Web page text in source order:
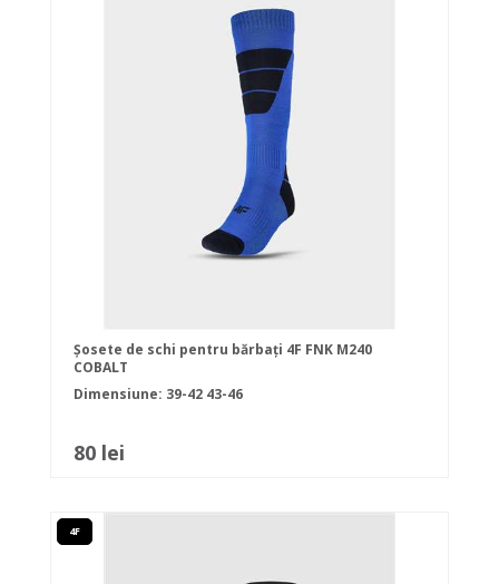
Șosete de schi pentru bărbați 4F FNK M240
COBALT
Dimensiune: 39-42 43-46
80 lei
4F